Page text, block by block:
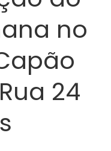
no
24